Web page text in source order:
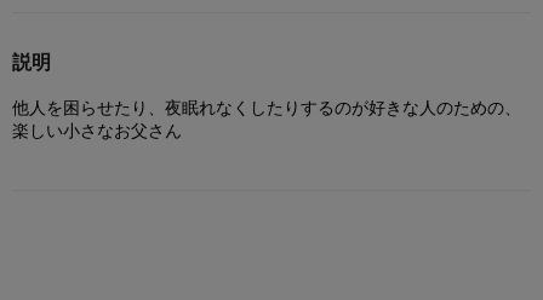
説明
他人を困らせたり、夜眠れなくしたりするのが好きな人のための、
楽しい小さなお父さん